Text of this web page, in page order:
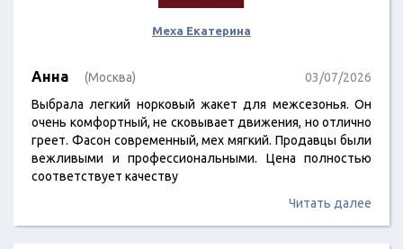
Меха Екатерина
Анна (Москва)
03/07/2026
Выбрала легкий норковый жакет для межсезонья. Он
очень комфортный, не сковывает движения, но отлично
греет. Фасон современный, мех мягкий. Продавцы были
вежливыми и профессиональными. Цена полностью
соответствует качеству
Читать далее